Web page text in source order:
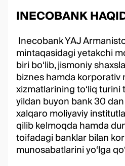
INECOBANK
Inecobank YAJ
mintaqasidagi yetakchi
biri bo‘lib, jismoniy
biznes hamda korporativ
xizmatlarining to‘liq
yildan buyon bank 30
xalqaro moliyaviy
qilib kelmoqda hamda
toifadagi banklar bilan
munosabatlarini yo‘lga